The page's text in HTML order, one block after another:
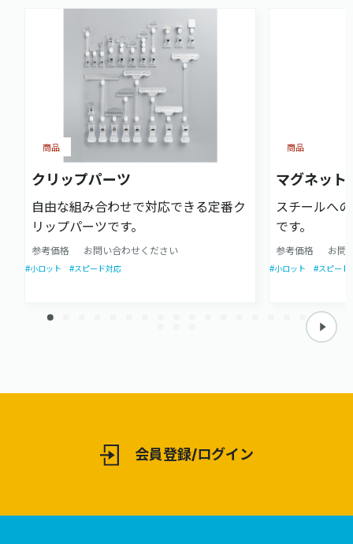
クリップパーツ
自由な組み合わせで対応できる定番ク
リップパーツです。
参考価格 お問い合わせください
商品
#小ロット #スピード対応
マグネット
スチールへ
です。
参考価格 お問
商品
#小ロット #スピード
会員登録/ログイン